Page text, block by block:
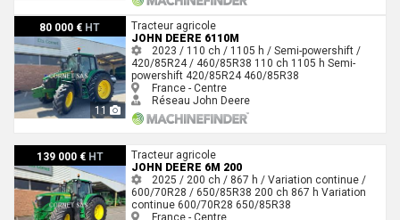
80 000 € HT
11
John Deere 6110M
Tracteur agricole
JOHN DEERE 6110M
2023 / 110 ch / 1105 h / Semi-powershift /
420/85R24 / 460/85R38 110 ch 1105 h Semi-
powershift 420/85R24 460/85R38
France - Centre
Réseau John Deere
139 000 € HT
John Deere 6M 200
Tracteur agricole
JOHN DEERE 6M 200
2025 / 200 ch / 867 h / Variation continue /
600/70R28 / 650/85R38 200 ch 867 h Variation
continue 600/70R28 650/85R38
France - Centre